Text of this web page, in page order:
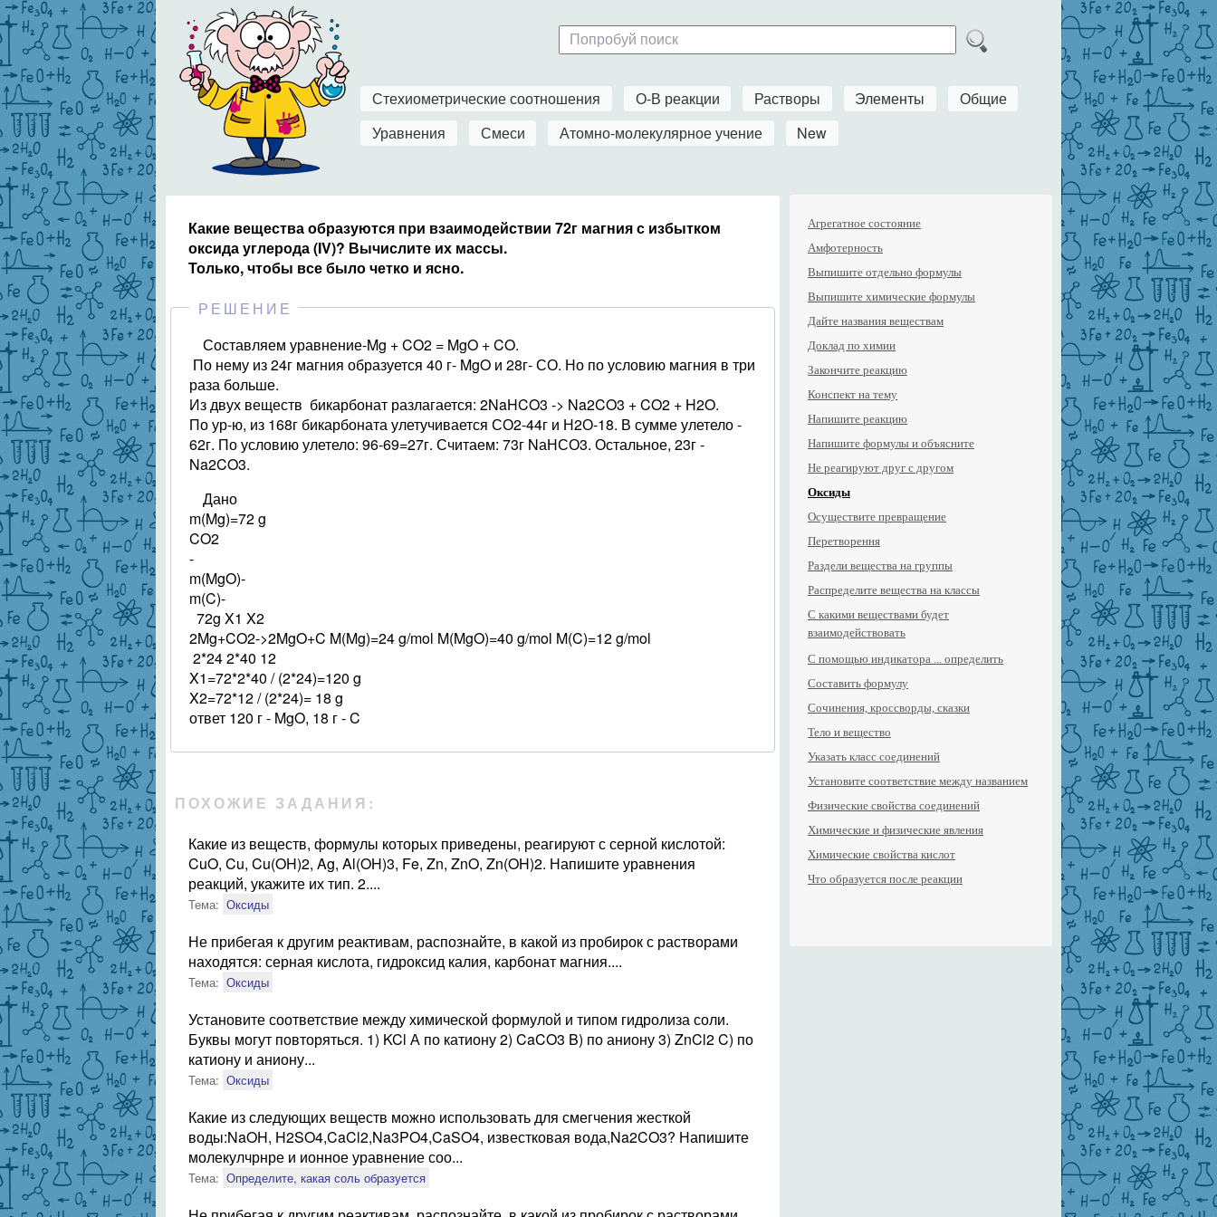
Стехиометрические соотношения О-В реакции Растворы Элементы
Общие
Уравнения
Смеси Атомно-молекулярное учение New
Какие вещества образуются при взаимодействии 72г магния с избытком
оксида углерода (IV)? Вычислите их массы.
Только, чтобы все было четко и ясно.
РЕШЕНИЕ
Составляем уравнение-Mg + CO2 = MgO + CO.
По нему из 24г магния образуется 40 г- MgO и 28г- СО. Но по условию магния в три
раза больше.
Из двух веществ бикарбонат разлагается: 2NaHCO3 -> Na2CO3 + CO2 + H2O.
По ур-ю, из 168г бикарбоната улетучивается СО2-44г и Н2О-18. В сумме улетело -
62г. По условию улетело: 96-69=27г. Считаем: 73г NаНСО3. Остальное, 23г -
Na2CO3.
Дано
m(Mg)=72 g
CO2
-
m(MgO)-
m(C)-
72g X1 X2
2Mg+CO2->2MgO+C M(Mg)=24 g/mol M(MgO)=40 g/mol M(C)=12 g/mol
2*24 2*40 12
X1=72*2*40 / (2*24)=120 g
X2=72*12 / (2*24)= 18 g
ответ 120 г - MgO, 18 г - C
ПОХОЖИЕ ЗАДАНИЯ:
Какие из веществ, формулы которых приведены, реагируют с серной кислотой:
CuO, Cu, Cu(OH)2, Ag, Al(OH)3, Fe, Zn, ZnO, Zn(OH)2. Напишите уравнения
реакций, укажите их тип. 2....
Тема: Оксиды
Не прибегая к другим реактивам, распознайте, в какой из пробирок с растворами
находятся: серная кислота, гидроксид калия, карбонат магния....
Тема: Оксиды
Установите соответствие между химической формулой и типом гидролиза соли.
Буквы могут повторяться. 1) KCl А по катиону 2) CaCO3 B) по аниону 3) ZnCl2 C) по
катиону и аниону...
Тема: Оксиды
Какие из следующих веществ можно использовать для смегчения жесткой
воды:NaOH, H2SO4,CaCl2,Na3PO4,CaSO4, известковая вода,Na2CO3? Напишите
молекулчрнре и ионное уравнение соо...
Тема: Определите, какая соль образуется
Агрегатное состояние
Амфотерность
Выпишите отдельно формулы
Выпишите химические формулы
Дайте названия веществам
Доклад по химии
Закончите реакцию
Конспект на тему
Напишите реакцию
Напишите формулы и объясните
Не реагируют друг с другом
Оксиды
Осуществите превращение
Перетворення
Раздели вещества на группы
Распределите вещества на классы
С какими веществами будет
взаимодействовать
С помощью индикатора ... определить
Составить формулу
Сочинения, кроссворды, сказки
Тело и вещество
Указать класс соединений
Установите соответствие между названием
Физические свойства соединений
Химические и физические явления
Химические свойства кислот
Что образуется после реакции